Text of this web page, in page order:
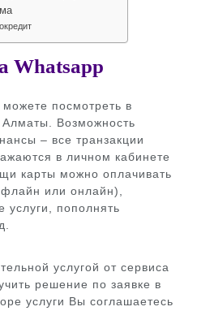
Whatsapp
посмотреть в
Алматы. Возможность
– все транзакции
в личном кабинете
карты можно оплачивать
или онлайн),
услуги, пополнять
услугой от сервиса
решение по заявке в
услуги Вы соглашаетесь